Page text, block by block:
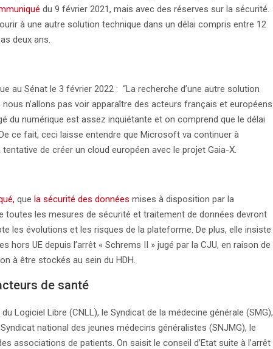
du 9 février 2021, mais avec des réserves sur la sécurité.
à une autre solution technique dans un délai compris entre 12
deux ans.
au Sénat le 3 février 2022 : “La recherche d’une autre solution
n’allons pas voir apparaître des acteurs français et européens
du numérique est assez inquiétante et on comprend que le délai
ce fait, ceci laisse entendre que Microsoft va continuer à
de créer un cloud européen avec le projet Gaia-X.
que la sécurité des données mises à disposition par la
les mesures de sécurité et traitement de données devront
les évolutions et les risques de la plateforme. De plus, elle insiste
UE depuis l’arrêt « Schrems II » jugé par la CJU, en raison de
à être stockés au sein du HDH.
de santé
Logiciel Libre (CNLL), le Syndicat de la médecine générale (SMG),
national des jeunes médecins généralistes (SNJMG), le
associations de patients. On saisit le conseil d’Etat suite à l’arrêt